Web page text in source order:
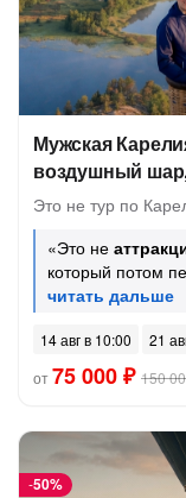
Мужская
воздушный
Это не тур по
«Это не
который потом
14 авг в 10:00
21
от75 000 ₽ 150
-50%